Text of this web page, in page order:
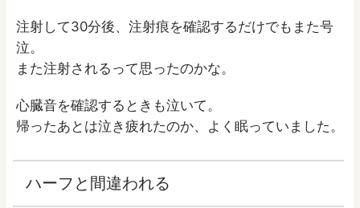
注射して30分後、注射痕を確認するだけでもまた号
泣。
また注射されるって思ったのかな。
心臓音を確認するときも泣いて。
帰ったあとは泣き疲れたのか、よく眠っていました。
ハーフと間違われる